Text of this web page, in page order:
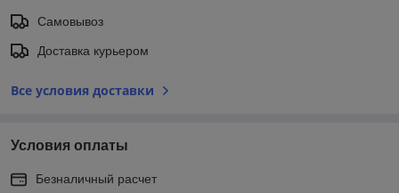
Самовывоз
Доставка курьером
Все условия доставки
Условия оплаты
Безналичный расчет